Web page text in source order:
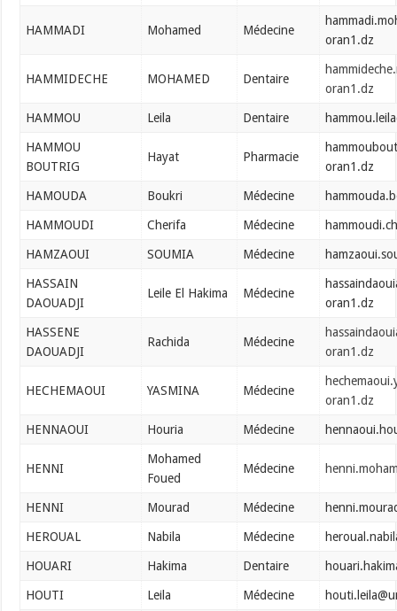
HAMMADI Mohamed Médecine
oran1.dz
HAMMIDECHE MOHAMED Dentaire
oran1.dz
HAMMOU Leila Dentaire
HAMMOU
BOUTRIG
Hayat Pharmacie
oran1.dz
HAMOUDA Boukri Médecine
HAMMOUDI Cherifa Médecine
HAMZAOUI SOUMIA Médecine
HASSAIN
DAOUADJI
Leile El Hakima Médecine
oran1.dz
HASSENE
DAOUADJI
Rachida Médecine
oran1.dz
HECHEMAOUI YASMINA Médecine
oran1.dz
HENNAOUI Houria Médecine
HENNI
Mohamed
Foued
Médecine
HENNI Mourad Médecine
HEROUAL Nabila Médecine
HOUARI Hakima Dentaire
HOUTI Leila Médecine